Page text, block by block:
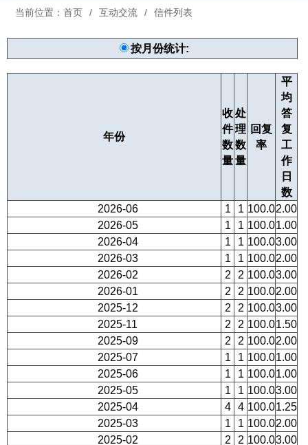
当前位置： 首页 / 互动交流 / 信件列表
按月份统计:
年份
收
件
数
量
处
理
数
量
回复
率
平
均
答
复
工
作
日
数
2026-06
1 1 100.02.00
2026-05
1 1 100.01.00
2026-04
1 1 100.03.00
2026-03
1 1 100.02.00
2026-02
2 2 100.03.00
2026-01
2 2 100.02.00
2025-12
2 2 100.03.00
2025-11
2 2 100.01.50
2025-09
2 2 100.02.00
2025-07
1 1 100.01.00
2025-06
1 1 100.01.00
2025-05
1 1 100.03.00
2025-04
4 4 100.01.25
2025-03
1 1 100.02.00
2025-02
2 2 100.03.00